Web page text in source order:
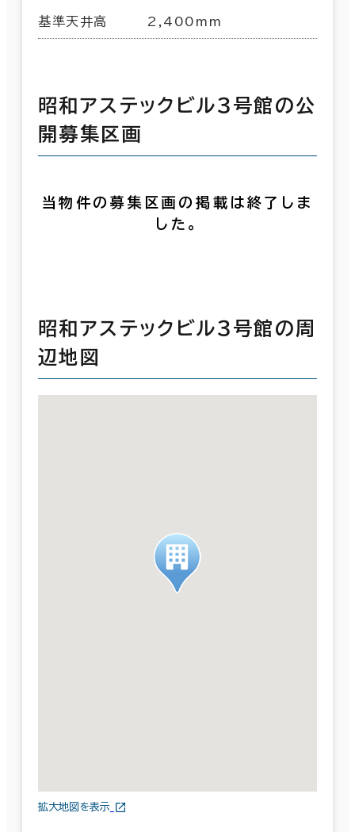
基準天井高 2,400mm
昭和アステックビル３号館の公
開募集区画
当物件の募集区画の掲載は終了しま
した。
昭和アステックビル３号館の周
辺地図
拡大地図を表示